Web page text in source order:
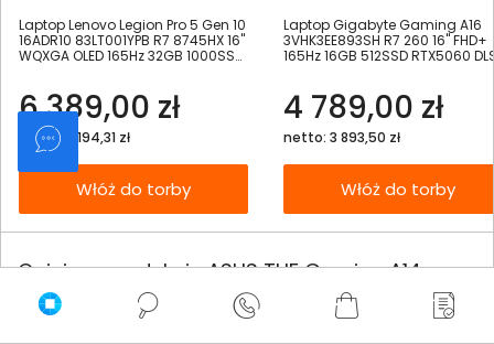
Laptop Lenovo Legion Pro 5 Gen 10
16ADR10 83LT001YPB R7 8745HX 16"
WQXGA OLED 165Hz 32GB 1000SSD
6 389,00 zł
netto: 5 194,31 zł
Włóż do torby
Laptop Gigabyte Gaming A16
3VHK3EE893SH R7 260 16" FHD+
165Hz 16GB 512SSD RTX5060
4 789,00 zł
netto: 3 893,50 zł
Włóż do torby
Opinie o produkcie ASUS TUF Gaming A14
FA401UH FA401UH-RG018